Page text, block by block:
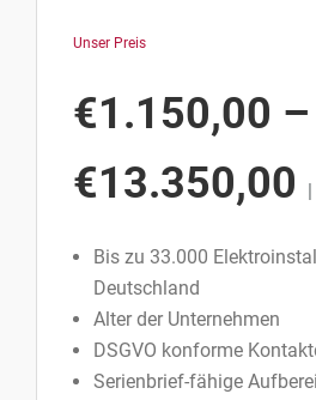
Unser Preis
€1.150,00 –
€13.350,00
Bis zu 33.000
Deutschland
Alter der Unternehmen
DSGVO konforme
Serienbrief-fähige